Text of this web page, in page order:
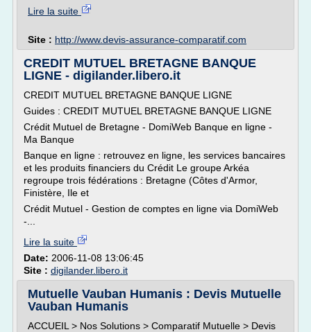
Lire la suite
Site : http://www.devis-assurance-comparatif.com
CREDIT MUTUEL BRETAGNE BANQUE
LIGNE - digilander.libero.it
CREDIT MUTUEL BRETAGNE BANQUE LIGNE
Guides : CREDIT MUTUEL BRETAGNE BANQUE LIGNE
Crédit Mutuel de Bretagne - DomiWeb Banque en ligne -
Ma Banque
Banque en ligne : retrouvez en ligne, les services bancaires
et les produits financiers du Crédit Le groupe Arkéa
regroupe trois fédérations : Bretagne (Côtes d'Armor,
Finistère, Ile et
Crédit Mutuel - Gestion de comptes en ligne via DomiWeb
-...
Lire la suite
Date: 2006-11-08 13:06:45
Site : digilander.libero.it
Mutuelle Vauban Humanis : Devis Mutuelle
Vauban Humanis
ACCUEIL > Nos Solutions > Comparatif Mutuelle > Devis